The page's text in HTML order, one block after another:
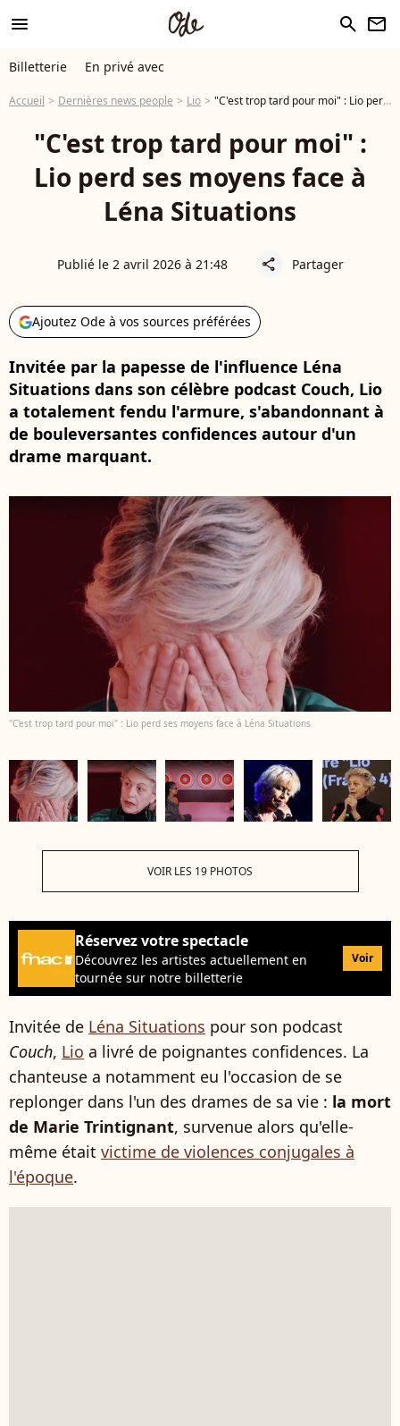
menu search newsletter
Billetterie En privé avec
Accueil Dernières news people Lio "C'est trop tard pour moi" : Lio perd ses moyens face à Léna Situations
"C'est trop tard pour moi" :
Lio perd ses moyens face à
Léna Situations
Publié le 2 avril 2026 à 21:48 share Partager
Ajoutez Ode à vos sources préférées
Invitée par la papesse de l'influence Léna
Situations dans son célèbre podcast Couch, Lio
a totalement fendu l'armure, s'abandonnant à
de bouleversantes confidences autour d'un
drame marquant.
"C'est trop tard pour moi" : Lio perd ses moyens face à Léna Situations
VOIR LES 19 PHOTOS
Réservez votre spectacle
Découvrez les artistes actuellement en
tournée sur notre billetterie
Voir
Invitée de Léna Situations pour son podcast
Couch, Lio a livré de poignantes confidences. La
chanteuse a notamment eu l'occasion de se
replonger dans l'un des drames de sa vie : la mort
de Marie Trintignant, survenue alors qu'elle-
même était victime de violences conjugales à
l'époque.